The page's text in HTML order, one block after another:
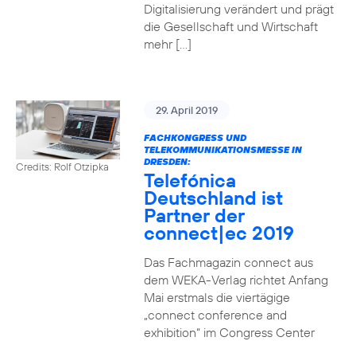
Digitalisierung verändert und prägt
die Gesellschaft und Wirtschaft
mehr […]
Credits: Rolf Otzipka
29. April 2019
FACHKONGRESS UND
TELEKOMMUNIKATIONSMESSE IN
DRESDEN:
Telefónica
Deutschland ist
Partner der
connect|ec 2019
Das Fachmagazin connect aus
dem WEKA-Verlag richtet Anfang
Mai erstmals die viertägige
„connect conference and
exhibition“ im Congress Center